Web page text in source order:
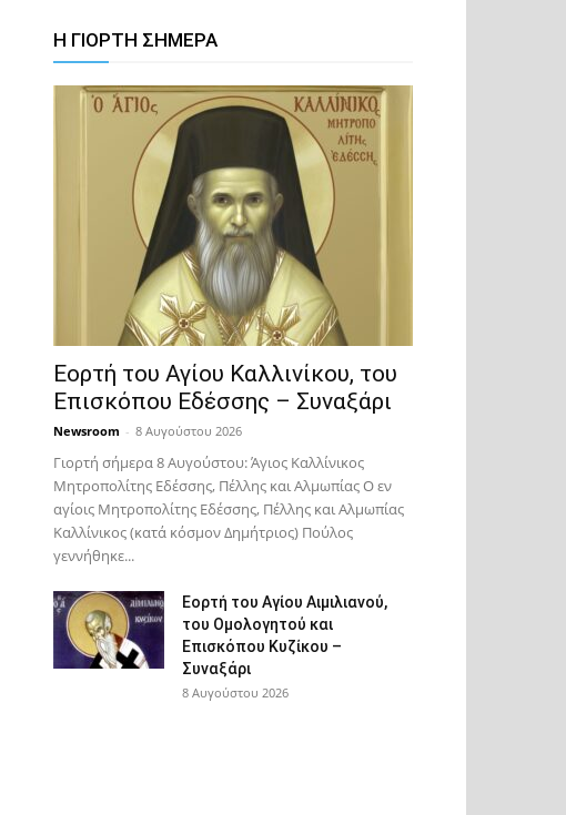
Η ΓΙΟΡΤΗ ΣΗΜΕΡΑ
Εορτή του Αγίου Καλλινίκου, του
Επισκόπου Εδέσσης – Συναξάρι
Newsroom - 8 Αυγούστου 2026
Γιορτή σήμερα 8 Αυγούστου: Άγιος Καλλίνικος
Μητροπολίτης Εδέσσης, Πέλλης και Αλμωπίας Ο εν
αγίοις Μητροπολίτης Εδέσσης, Πέλλης και Αλμωπίας
Καλλίνικος (κατά κόσμον Δημήτριος) Πούλος
γεννήθηκε...
Εορτή του Αγίου Αιμιλιανού,
του Ομολογητού και
Επισκόπου Κυζίκου –
Συναξάρι
8 Αυγούστου 2026